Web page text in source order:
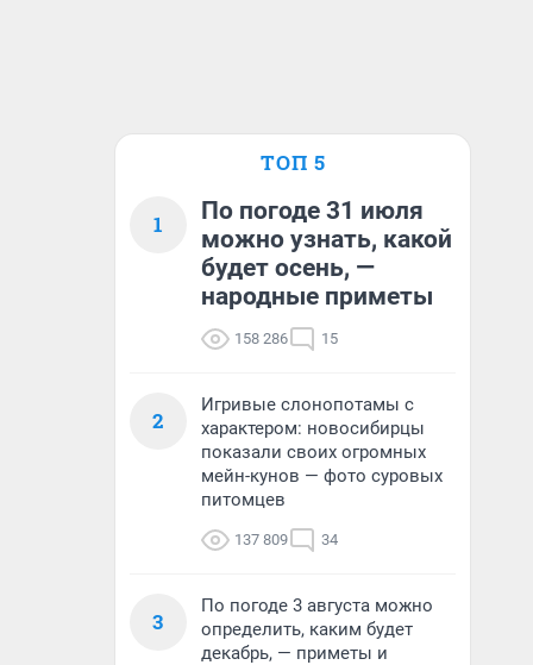
ТОП 5
1
По погоде 31 июля
можно узнать, какой
будет осень, —
народные приметы
158 286 15
2
Игривые слонопотамы с
характером: новосибирцы
показали своих огромных
мейн-кунов — фото суровых
питомцев
137 809 34
3
По погоде 3 августа можно
определить, каким будет
декабрь, — приметы и